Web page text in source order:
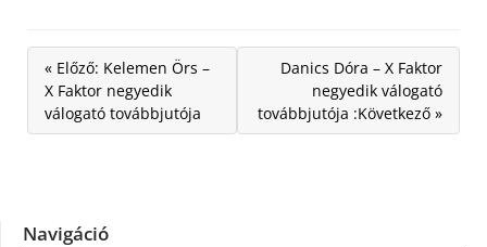
« Előző: Kelemen Örs –
X Faktor negyedik
válogató továbbjutója
Danics Dóra – X Faktor
negyedik válogató
továbbjutója :Következő »
Navigáció